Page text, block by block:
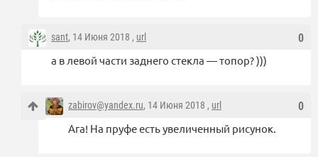
0
sant, 14 Июня 2018 , url
а в левой части заднего стекла — топор? )))
0
zabirov@yandex.ru, 14 Июня 2018 , url
Ага! На пруфе есть увеличенный рисунок.